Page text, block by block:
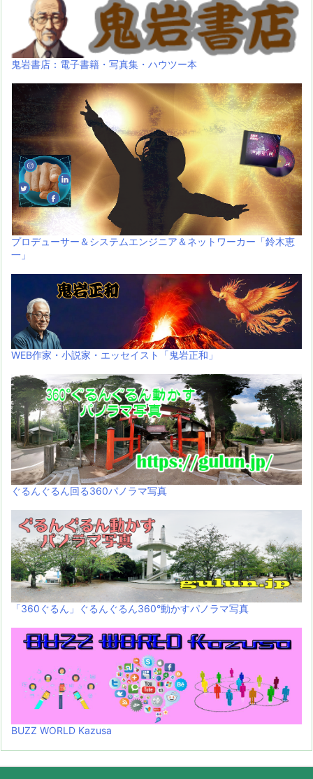
鬼岩書店：電子書籍・写真集・ハウツー本
プロデューサー＆システムエンジニア＆ネットワーカー「鈴木恵
一」
WEB作家・小説家・エッセイスト「鬼岩正和」
ぐるんぐるん回る360パノラマ写真
「360ぐるん」ぐるんぐるん360°動かすパノラマ写真
BUZZ WORLD Kazusa